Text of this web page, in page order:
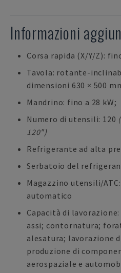
Informazioni
Corsa rapida (X/Y/Z):
Tavola: rotante-
dimensioni 630 × 500
Mandrino: fino a 28 kW;
Numero di utensili: 120
120")
Refrigerante ad alta
Serbatoio del
Magazzino utensili/
automatico
Capacità di
assi; contornatura;
alesatura; lavorazione
produzione di
aerospaziale e